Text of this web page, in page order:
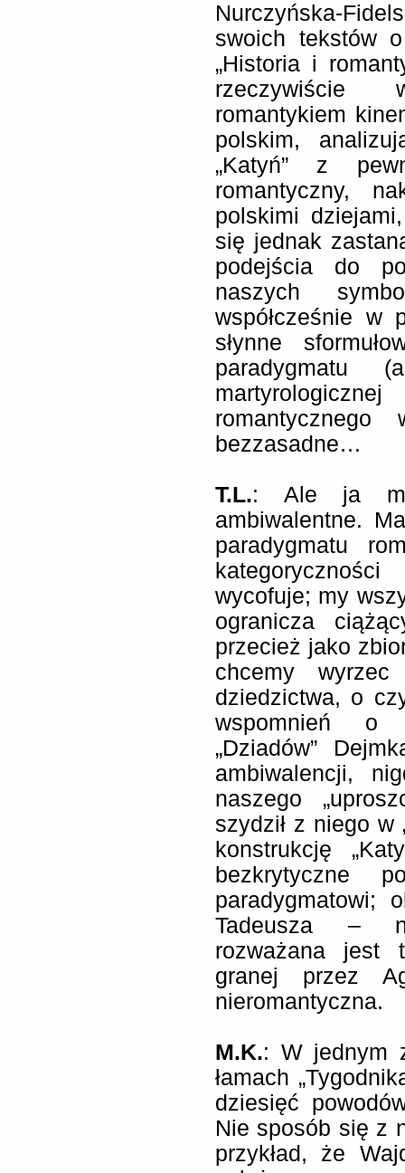
Nurczyńska-
swoich tekstów
„Historia i
rzeczywiście
romantykiem
polskim,
„Katyń” z
romantyczny,
polskimi
się jednak
podejścia do
naszych
współcześnie w
słynne
paradygmatu
bezzasadne…
T.L.: Ale ja
ambiwalentne.
paradygmatu
wycofuje; my
ogranicza
przecież jako
chcemy
dziedzictwa, o
wspomnień o
„Dziadów”
ambiwalencji,
naszego
szydził z niego w
konstrukcję
bezkrytyczne
paradygmatowi;
Tadeusza –
rozważana jest
granej przez
nieromantyczna.
M.K.: W jednym
łamach
dziesięć
Nie sposób się z
przykład, że